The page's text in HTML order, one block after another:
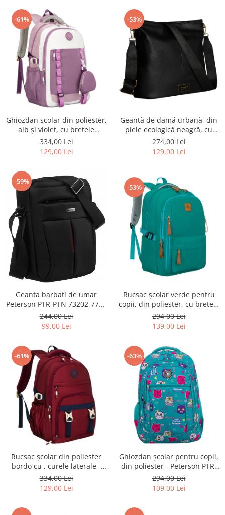
-61%
Ghiozdan școlar din poliester,
alb și violet, cu bretele
reglabile - Peterson PTR-PTN
8603-1303 PURPLE
334,00 Lei
129,00 Lei
-53%
Geantă de damă urbană, din
piele ecologică neagră, cu
curea reglabilă - Peterson
PTR-PTN JK6-06-6642
274,00 Lei
129,00 Lei
-59%
Geanta barbati de umar
Peterson PTR-PTN 73202-7738
BL
244,00 Lei
99,00 Lei
-53%
Rucsac școlar verde pentru
copii, din poliester, cu bretele
reglabile - Peterson PTR-PTN
BHX-01-9259 Gree
294,00 Lei
139,00 Lei
-61%
Rucsac școlar din poliester
bordo cu , curele laterale -
Peterson PTR-PTN 8594-1402
BORDO
334,00 Lei
129,00 Lei
-63%
Ghiozdan școlar pentru copii,
din poliester - Peterson PTR-
PTN BIEDRONKA G28
294,00 Lei
109,00 Lei